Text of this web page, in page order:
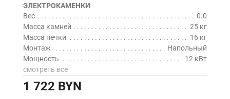
ЭЛЕКТРОКАМЕНКИ
Вес
0.0
Масса камней
25 кг
Масса печки
16 кг
Монтаж
Напольный
Мощность
12 кВт
смотреть все
1 722 BYN